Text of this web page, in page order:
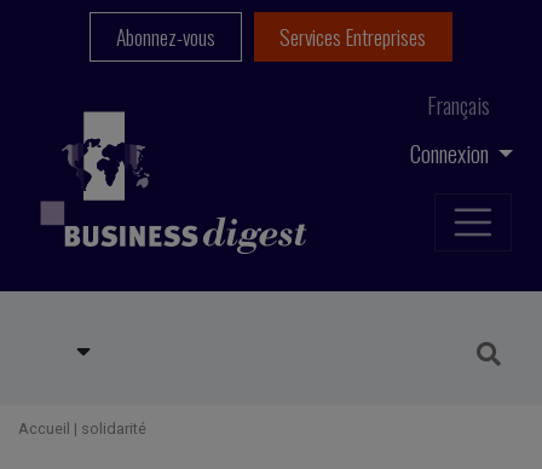
Connexion
Français
Abonnez-vous Services Entreprises
Accueil | solidarité